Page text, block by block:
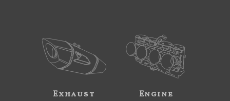
Exhaust Engine